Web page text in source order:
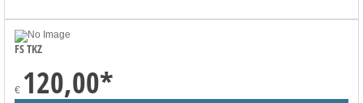
FS TKZ
€ 120,00*